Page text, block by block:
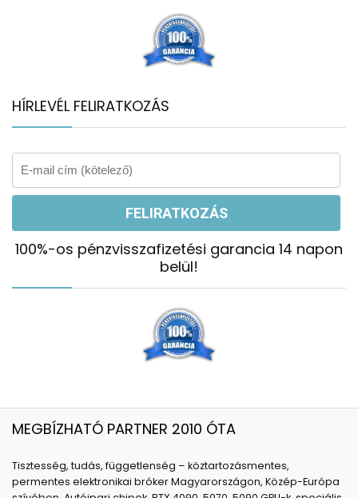
HÍRLEVÉL FELIRATKOZÁS
100%-os pénzvisszafizetési garancia 14 napon
belül!
MEGBÍZHATÓ PARTNER 2010 ÓTA
Tisztesség, tudás, függetlenség – köztartozásmentes,
permentes elektronikai bróker Magyarországon, Közép-Európa